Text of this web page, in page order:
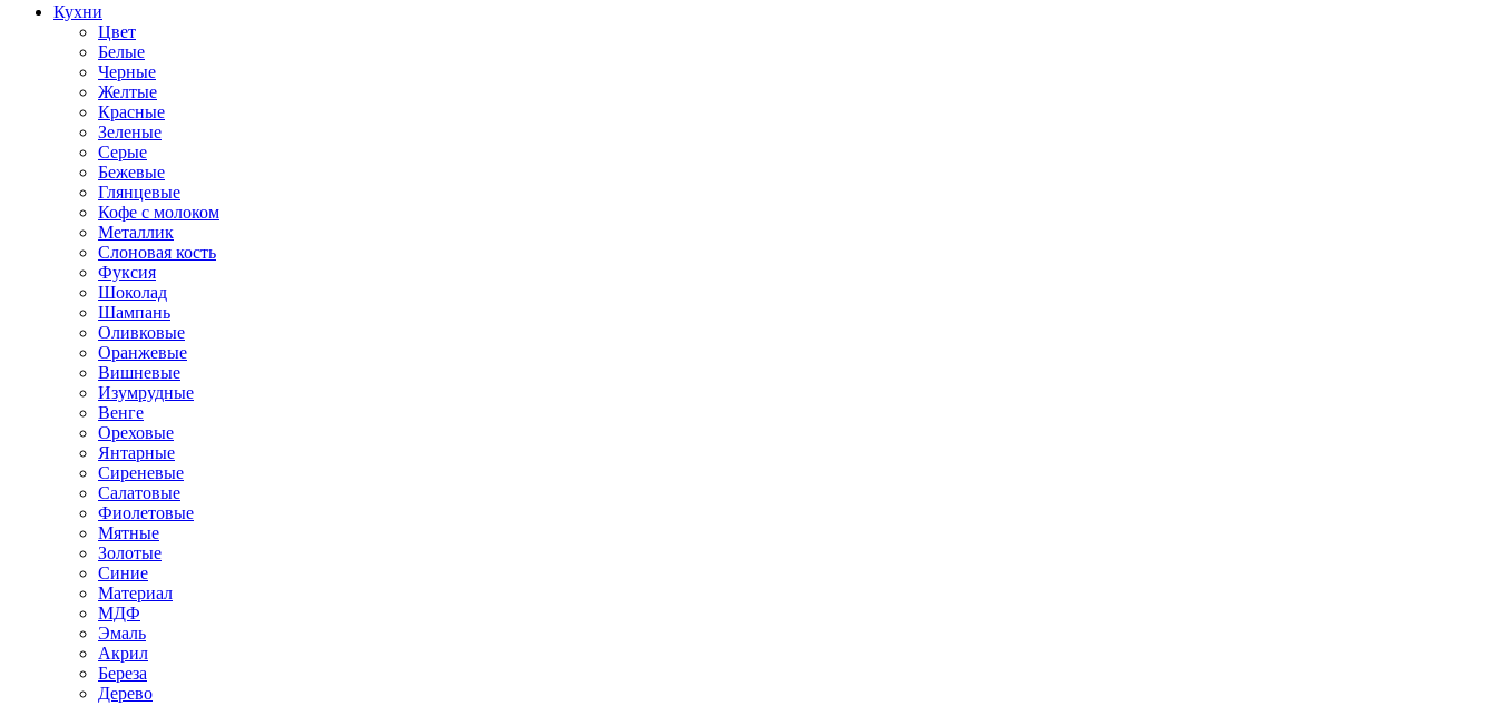
Кухни
Цвет
Белые
Черные
Желтые
Красные
Зеленые
Серые
Бежевые
Глянцевые
Кофе с молоком
Металлик
Слоновая кость
Фуксия
Шоколад
Шампань
Оливковые
Оранжевые
Вишневые
Изумрудные
Венге
Ореховые
Янтарные
Сиреневые
Салатовые
Фиолетовые
Мятные
Золотые
Синие
Материал
МДФ
Эмаль
Акрил
Береза
Дерево